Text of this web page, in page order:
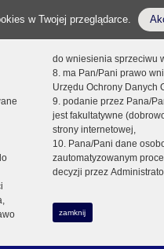
w Twojej przeglądarce.
do wniesienia sprzeciwu
8. ma Pan/Pani prawo
Urzędu Ochrony Danych
9. podanie przez Pana/
jest fakultatywne
strony internetowej,
10. Pana/Pani dane
zautomatyzowanym
decyzji przez
zamknij